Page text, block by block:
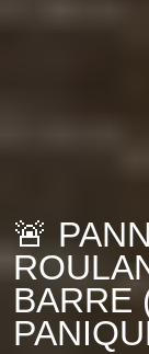
🚨
BARRE